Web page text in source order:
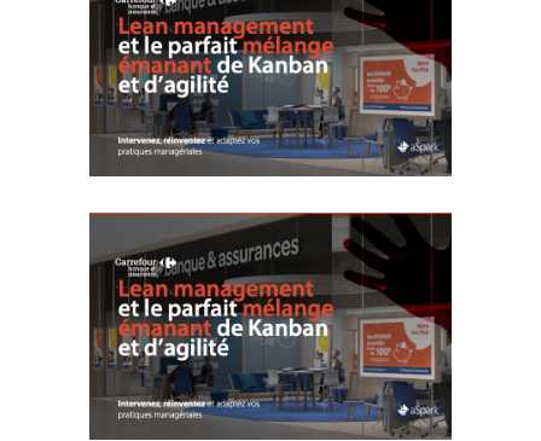
Carrefour |
Coaching Lean
Management /
Kanban
Agile
Coaching
Innovation
Organisation
Carrefour |
Coaching Lean
Management /
Kanban
Agile
Coaching